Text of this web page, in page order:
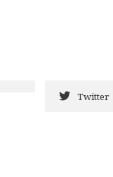
Twitter